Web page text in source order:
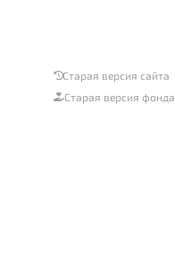
Старая версия сайта
Старая версия фонда